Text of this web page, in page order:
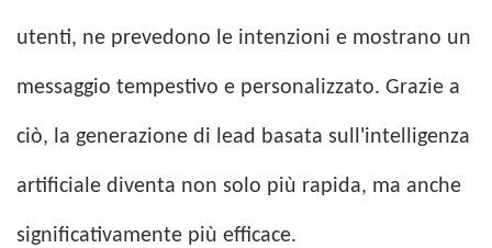
utenti, ne prevedono le intenzioni e mostrano un
messaggio tempestivo e personalizzato. Grazie a
ciò, la generazione di lead basata sull'intelligenza
artificiale diventa non solo più rapida, ma anche
significativamente più efficace.